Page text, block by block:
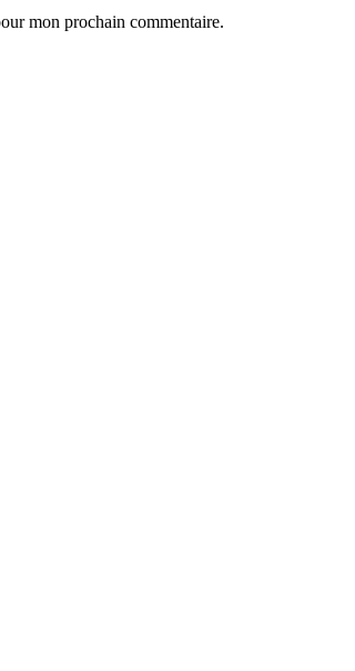
mon prochain commentaire.